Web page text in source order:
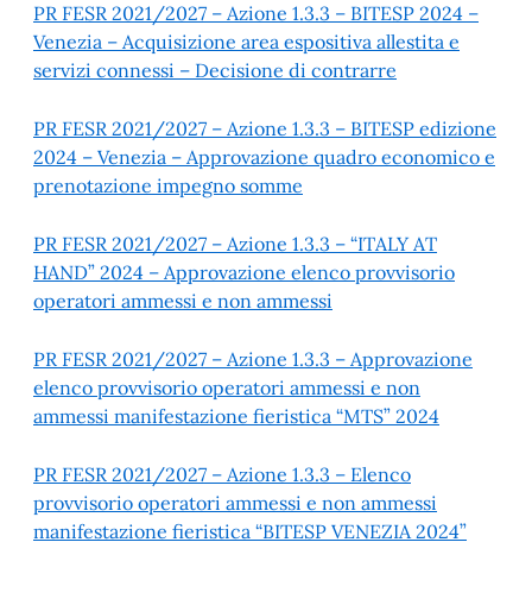
PR FESR 2021/2027 – Azione 1.3.3 – BITESP 2024 –
Venezia – Acquisizione area espositiva allestita e
servizi connessi – Decisione di contrarre
PR FESR 2021/2027 – Azione 1.3.3 – BITESP edizione
2024 – Venezia – Approvazione quadro economico e
prenotazione impegno somme
PR FESR 2021/2027 – Azione 1.3.3 – “ITALY AT
HAND” 2024 – Approvazione elenco provvisorio
operatori ammessi e non ammessi
PR FESR 2021/2027 – Azione 1.3.3 – Approvazione
elenco provvisorio operatori ammessi e non
ammessi manifestazione fieristica “MTS” 2024
PR FESR 2021/2027 – Azione 1.3.3 – Elenco
provvisorio operatori ammessi e non ammessi
manifestazione fieristica “BITESP VENEZIA 2024”